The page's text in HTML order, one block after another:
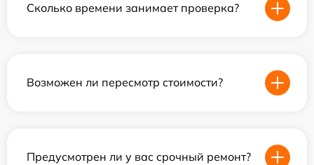
Сколько времени занимает проверка?
Возможен ли пересмотр стоимости?
Предусмотрен ли у вас срочный ремонт?